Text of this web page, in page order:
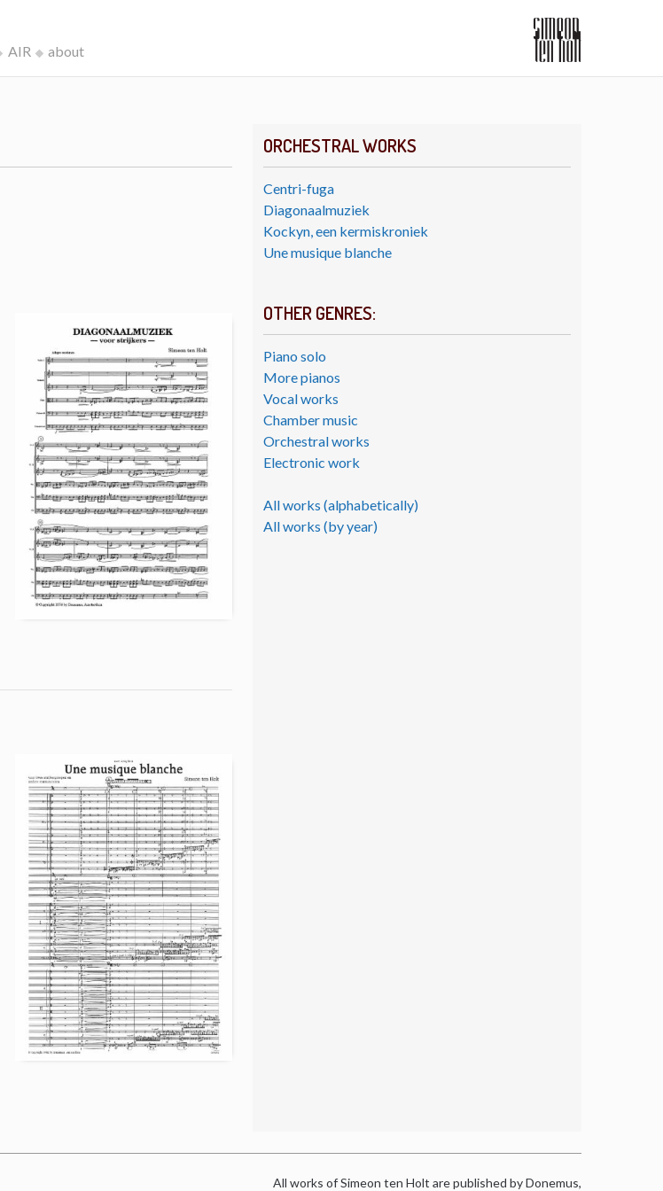
AIR about
ORCHESTRAL WORKS
Centri-fuga
Diagonaalmuziek
Kockyn, een kermiskroniek
Une musique blanche
OTHER GENRES:
Piano solo
More pianos
Vocal works
Chamber music
Orchestral works
Electronic work
All works (alphabetically)
All works (by year)
All works of Simeon ten Holt are published by Donemus,